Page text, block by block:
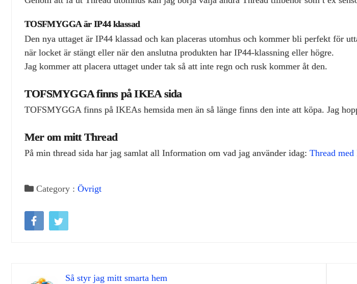
TOSFMYGGA är IP44 klassad
Den nya uttaget är IP44 klassad och kan placeras utomhus och kommer bli perfekt för
när locket är stängt eller när den anslutna produkten har IP44-klassning eller högre.
Jag kommer att placera uttaget under tak så att inte regn och rusk kommer åt den.
TOFSMYGGA finns på IKEA sida
TOFSMYGGA finns på IKEAs hemsida men än så länge finns den inte att köpa. Jag
Mer om mitt Thread
På min thread sida har jag samlat all Information om vad jag använder idag: Thread med
Category : Övrigt
Så styr jag mitt smarta hem